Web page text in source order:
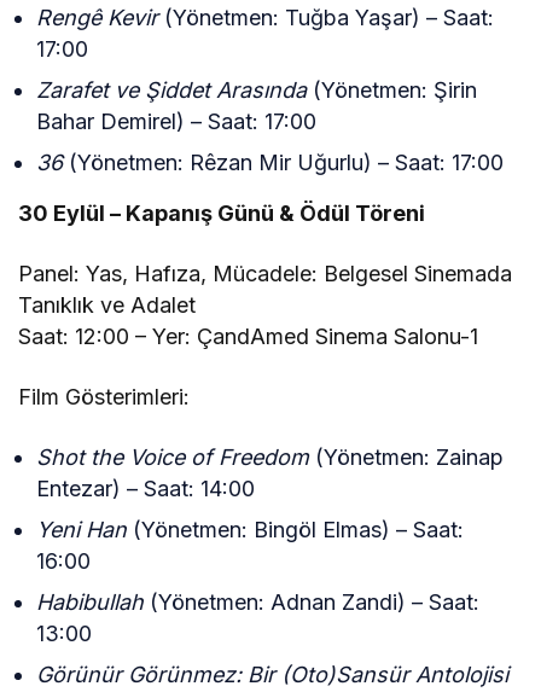
Rengê Kevir(Yönetmen: Tuğba Yaşar) – Saat:
17:00
Zarafet ve Şiddet Arasında(Yönetmen: Şirin
Bahar Demirel) – Saat: 17:00
36(Yönetmen: Rêzan Mir Uğurlu) – Saat: 17:00
30 Eylül – Kapanış Günü & Ödül Töreni
Panel: Yas, Hafıza, Mücadele: Belgesel Sinemada
Tanıklık ve Adalet
Saat: 12:00 – Yer: ÇandAmed Sinema Salonu-1
Film Gösterimleri:
Shot the Voice of Freedom(Yönetmen: Zainap
Entezar) – Saat: 14:00
Yeni Han (Yönetmen: Bingöl Elmas) – Saat:
16:00
Habibullah (Yönetmen: Adnan Zandi) – Saat:
13:00
Görünür Görünmez: Bir (Oto)Sansür Antolojisi